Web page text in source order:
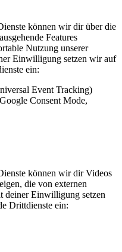
können wir dir über die
Features
Nutzung unserer
Einwilligung setzen wir auf
ein:
Event Tracking)
Consent Mode,
können wir dir Videos
die von externen
deiner Einwilligung setzen
Drittdienste ein: